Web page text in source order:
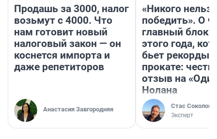
Продашь за 3000, налог
возьмут с 4000. Что
нам готовит новый
налоговый закон — он
коснется импорта и
даже репетиторов
Анастасия Завгородняя
«Никого нельзя
победить». О
главный
этого года,
бьет рекорды в
прокате:
отзыв на
Нолана
Стас Соколов
Эксперт